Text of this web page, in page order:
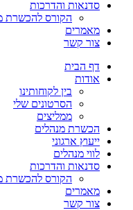
סדנאות והדרכות
הקורס להכשרת
מאמרים
צור קשר
דף הבית
אודות
בין לקוחותינו
הסרטונים שלי
ממליצים
הכשרת מנהלים
ייעוץ ארגוני
לווי מנהלים
סדנאות והדרכות
הקורס להכשרת
מאמרים
צור קשר